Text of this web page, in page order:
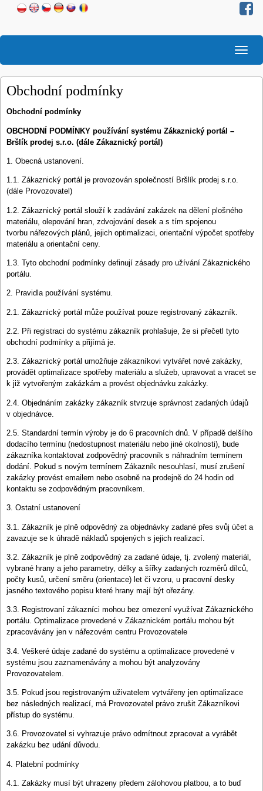
Obchodní podmínky
Obchodní podmínky
OBCHODNÍ PODMÍNKY používání systému Zákaznický portál –
Bršlík prodej s.r.o. (dále Zákaznický portál)
1. Obecná ustanovení.
1.1. Zákaznický portál je provozován společností Bršlík prodej s.r.o.
(dále Provozovatel)
1.2. Zákaznický portál slouží k zadávání zakázek na dělení plošného
materiálu, olepování hran, zdvojování desek a s tím spojenou
tvorbu nářezových plánů, jejich optimalizaci, orientační výpočet spotřeby
materiálu a orientační ceny.
1.3. Tyto obchodní podmínky definují zásady pro užívání Zákaznického
portálu.
2. Pravidla používání systému.
2.1. Zákaznický portál může používat pouze registrovaný zákazník.
2.2. Při registraci do systému zákazník prohlašuje, že si přečetl tyto
obchodní podmínky a přijímá je.
2.3. Zákaznický portál umožňuje zákazníkovi vytvářet nové zakázky,
provádět optimalizace spotřeby materiálu a služeb, upravovat a vracet se
k již vytvořeným zakázkám a provést objednávku zakázky.
2.4. Objednáním zakázky zákazník stvrzuje správnost zadaných údajů
v objednávce.
2.5. Standardní termín výroby je do 6 pracovních dnů. V případě delšího
dodacího termínu (nedostupnost materiálu nebo jiné okolnosti), bude
zákazníka kontaktovat zodpovědný pracovník s náhradním termínem
dodání. Pokud s novým termínem Zákazník nesouhlasí, musí zrušení
zakázky provést emailem nebo osobně na prodejně do 24 hodin od
kontaktu se zodpovědným pracovníkem.
3. Ostatní ustanovení
3.1. Zákazník je plně odpovědný za objednávky zadané přes svůj účet a
zavazuje se k úhradě nákladů spojených s jejich realizací.
3.2. Zákazník je plně zodpovědný za zadané údaje, tj. zvolený materiál,
vybrané hrany a jeho parametry, délky a šířky zadaných rozměrů dílců,
počty kusů, určení směru (orientace) let či vzoru, u pracovní desky
jasného textového popisu které hrany mají být ořezány.
3.3. Registrovaní zákazníci mohou bez omezení využívat Zákaznického
portálu. Optimalizace provedené v Zákaznickém portálu mohou být
zpracovávány jen v nářezovém centru Provozovatele
3.4. Veškeré údaje zadané do systému a optimalizace provedené v
systému jsou zaznamenávány a mohou být analyzovány
Provozovatelem.
3.5. Pokud jsou registrovaným uživatelem vytvářeny jen optimalizace
bez následných realizací, má Provozovatel právo zrušit Zákazníkovi
přístup do systému.
3.6. Provozovatel si vyhrazuje právo odmítnout zpracovat a vyrábět
zakázku bez udání důvodu.
4. Platební podmínky
4.1. Zakázky musí být uhrazeny předem zálohovou platbou, a to buď